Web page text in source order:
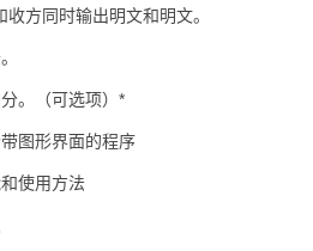
方同时输出明文和明文。
。（可选项）*
图形界面的程序
使用方法